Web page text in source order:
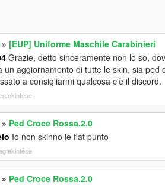
» [EUP] Uniforme Maschile Carabinieri
Grazie, detto sinceramente non lo so,
un aggiornamento di tutte le skin, sia ped
a consigliarmi qualcosa c'è il discord.
» Ped Croce Rossa.2.0
Io non skinno le fiat punto
» Ped Croce Rossa.2.0